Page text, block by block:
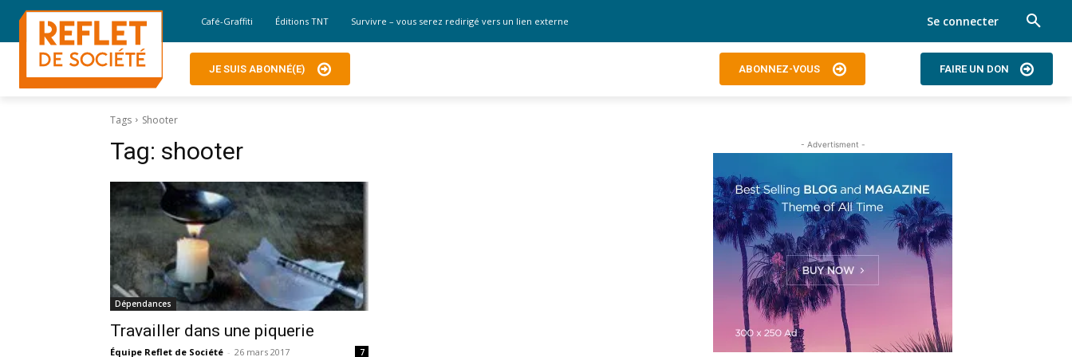
Café-Graffiti Éditions TNT Survivre – vous serez redirigé vers un lien externe Se connecter
JE SUIS ABONNÉ(E) ABONNEZ-VOUS FAIRE UN DON
Tags Shooter
Tag: shooter
Dépendances
Travailler dans une piquerie
Équipe Reflet de Société - 26 mars 2017 7
- Advertisment -